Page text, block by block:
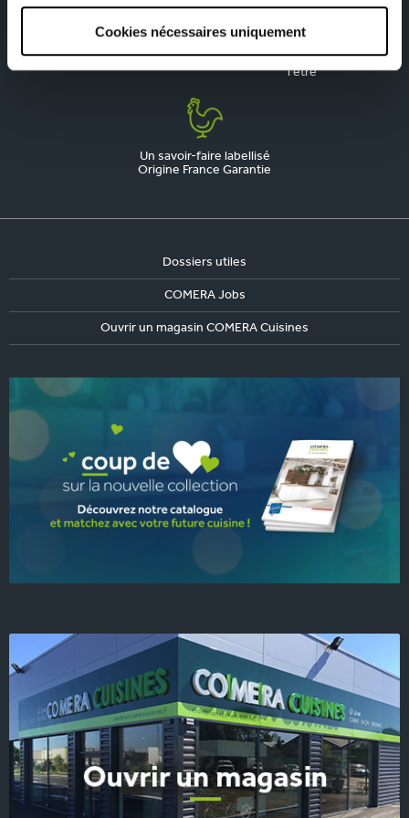
Cookies nécessaires uniquement
responsable et fière de
l'être
Un savoir-faire labellisé
Origine France Garantie
Dossiers utiles
COMERA Jobs
Ouvrir un magasin COMERA Cuisines